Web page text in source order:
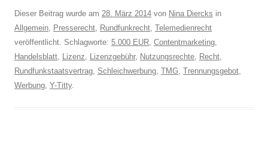
Dieser Beitrag wurde am 28. März 2014 von Nina Diercks in
Allgemein, Presserecht, Rundfunkrecht, Telemedienrecht
veröffentlicht. Schlagworte: 5.000 EUR, Contentmarketing,
Handelsblatt, Lizenz, Lizenzgebühr, Nutzungsrechte, Recht,
Rundfunkstaatsvertrag, Schleichwerbung, TMG, Trennungsgebot,
Werbung, Y-Titty.